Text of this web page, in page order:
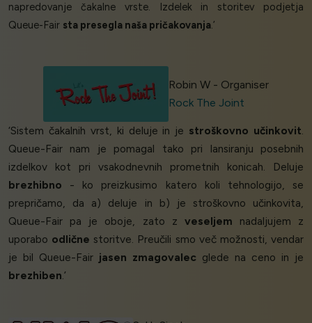
napredovanje čakalne vrste. Izdelek in storitev podjetja
Queue-Fair sta presegla naša pričakovanja.’
Robin W - Organiser
Rock The Joint
‘Sistem čakalnih vrst, ki deluje in je stroškovno učinkovit.
Queue-Fair nam je pomagal tako pri lansiranju posebnih
izdelkov kot pri vsakodnevnih prometnih konicah. Deluje
brezhibno - ko preizkusimo katero koli tehnologijo, se
prepričamo, da a) deluje in b) je stroškovno učinkovita,
Queue-Fair pa je oboje, zato z veseljem nadaljujem z
uporabo odlične storitve. Preučili smo več možnosti, vendar
je bil Queue-Fair jasen zmagovalec glede na ceno in je
brezhiben.’